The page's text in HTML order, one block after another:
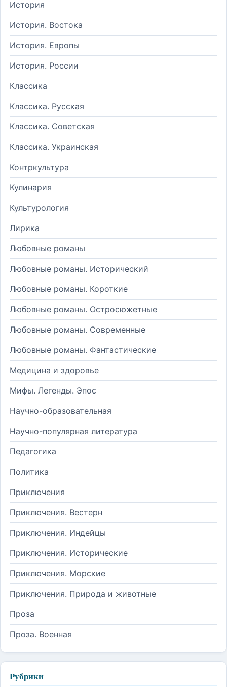
История
История. Востока
История. Европы
История. России
Классика
Классика. Русская
Классика. Советская
Классика. Украинская
Контркультура
Кулинария
Культурология
Лирика
Любовные романы
Любовные романы. Исторический
Любовные романы. Короткие
Любовные романы. Остросюжетные
Любовные романы. Современные
Любовные романы. Фантастические
Медицина и здоровье
Мифы. Легенды. Эпос
Научно-образовательная
Научно-популярная литература
Педагогика
Политика
Приключения
Приключения. Вестерн
Приключения. Индейцы
Приключения. Исторические
Приключения. Морские
Приключения. Природа и животные
Проза
Проза. Военная
Рубрики